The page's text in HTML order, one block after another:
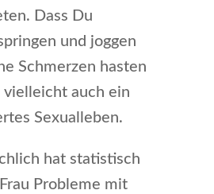
Dass Du
und joggen
Schmerzen hasten
vielleicht auch ein
Sexualleben.
hat statistisch
Probleme mit